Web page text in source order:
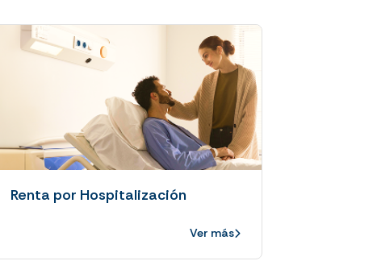
Renta por Hospitalización
Ver más